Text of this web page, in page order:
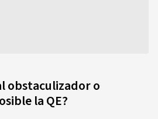
obstaculizador o
la QE?